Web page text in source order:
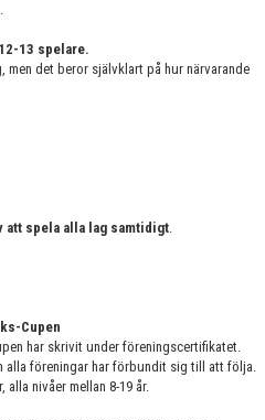
13 spelare.
men det beror självklart på hur närvarande
att spela alla lag samtidigt.
Cupen
har skrivit under föreningscertifikatet.
alla föreningar har förbundit sig till att följa.
nivåer mellan 8-19 år.